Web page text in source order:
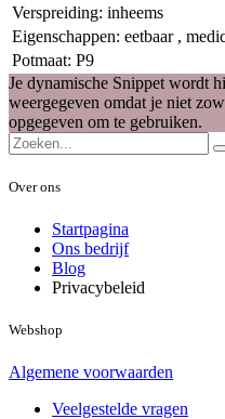
Verspreiding: inheems
Eigenschappen: eetbaar,
Potmaat: P9
Je dynamische Snippet wordt
weergegeven omdat je niet
opgegeven om te gebruiken.
Over ons
Startpagina
Ons bedrijf
Blog
Privacybeleid
Webshop
Algemene voorwaarden
Veelgestelde vragen